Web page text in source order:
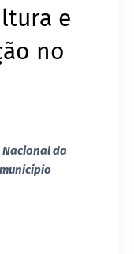
e
no
Nacional da